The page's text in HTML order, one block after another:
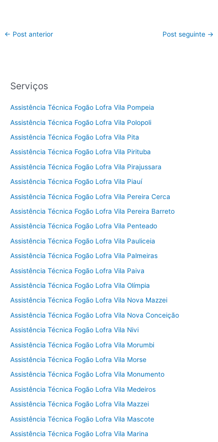
← Post anterior Post seguinte →
Serviços
Assistência Técnica Fogão Lofra Vila Pompeia
Assistência Técnica Fogão Lofra Vila Polopoli
Assistência Técnica Fogão Lofra Vila Pita
Assistência Técnica Fogão Lofra Vila Pirituba
Assistência Técnica Fogão Lofra Vila Pirajussara
Assistência Técnica Fogão Lofra Vila Piauí
Assistência Técnica Fogão Lofra Vila Pereira Cerca
Assistência Técnica Fogão Lofra Vila Pereira Barreto
Assistência Técnica Fogão Lofra Vila Penteado
Assistência Técnica Fogão Lofra Vila Pauliceia
Assistência Técnica Fogão Lofra Vila Palmeiras
Assistência Técnica Fogão Lofra Vila Paiva
Assistência Técnica Fogão Lofra Vila Olímpia
Assistência Técnica Fogão Lofra Vila Nova Mazzei
Assistência Técnica Fogão Lofra Vila Nova Conceição
Assistência Técnica Fogão Lofra Vila Nivi
Assistência Técnica Fogão Lofra Vila Morumbi
Assistência Técnica Fogão Lofra Vila Morse
Assistência Técnica Fogão Lofra Vila Monumento
Assistência Técnica Fogão Lofra Vila Medeiros
Assistência Técnica Fogão Lofra Vila Mazzei
Assistência Técnica Fogão Lofra Vila Mascote
Assistência Técnica Fogão Lofra Vila Marina